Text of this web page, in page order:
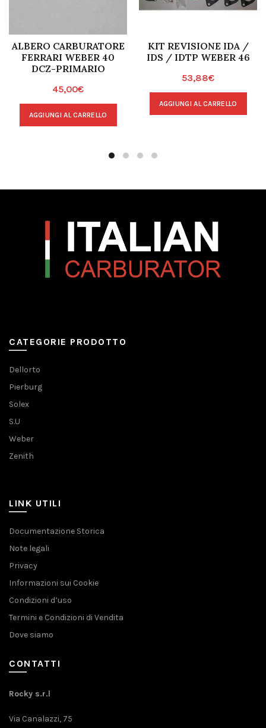
ALBERO CARBURATORE
FERRARI WEBER 40
DCZ-PRIMARIO
45,00€
AGGIUNGI AL CARRELLO
KIT REVISIONE IDA /
IDS / IDTP WEBER 46
53,88€
AGGIUNGI AL CARRELLO
CATEGORIE PRODOTTO
Dellorto
Pierburg
Solex
S.U
Weber
Zenith
LINK UTILI
Documentazione Storica
Note legali
Privacy
Informazioni sui Cookie
Condizioni d’uso
Termini e Condizioni di Vendita
Dove siamo
CONTATTI
Rocky s.r.l
Via Canalazzi, 75